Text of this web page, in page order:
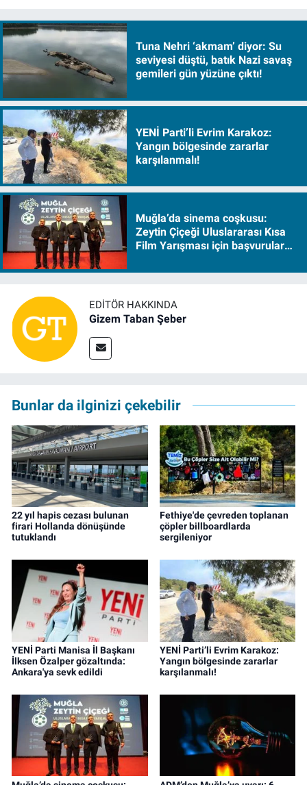
Tuna Nehri ‘akmam’ diyor: Su
seviyesi düştü, batık Nazi savaş
gemileri gün yüzüne çıktı!
YENİ Parti’li Evrim Karakoz:
Yangın bölgesinde zararlar
karşılanmalı!
Muğla’da sinema coşkusu:
Zeytin Çiçeği Uluslararası Kısa
Film Yarışması için başvurular
EDITÖR HAKKINDA
Gizem Taban Şeber
Bunlar da ilginizi çekebilir
22 yıl hapis cezası bulunan
firari Hollanda dönüşünde
tutuklandı
Fethiye'de çevreden toplanan
çöpler billboardlarda
sergileniyor
YENİ Parti Manisa İl Başkanı
İlksen Özalper gözaltında:
Ankara'ya sevk edildi
YENİ Parti’li Evrim Karakoz:
Yangın bölgesinde zararlar
karşılanmalı!